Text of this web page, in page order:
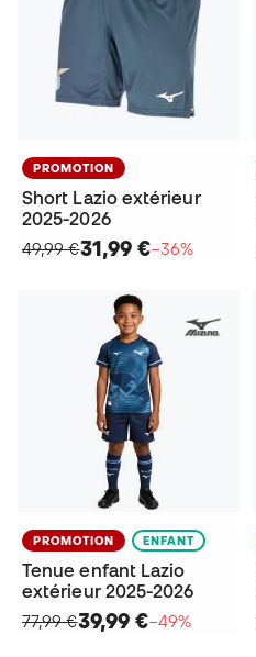
PROMOTION
Short Lazio extérieur
2025-2026
49,99 €31,99 €−36%
PROMOTION ENFANT
Tenue enfant Lazio
extérieur 2025-2026
77,99 €39,99 €−49%